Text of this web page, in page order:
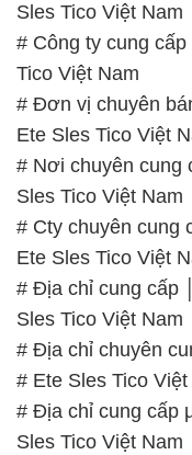
Sles Tico Việt Nam
# Công ty cung
Tico Việt Nam
# Đơn vị chuyên
Ete Sles Tico Việt
# Nơi chuyên cung
Sles Tico Việt Nam
# Cty chuyên cung
Ete Sles Tico Việt
# Địa chỉ cung cấp
Sles Tico Việt Nam
# Địa chỉ chuyên
# Ete Sles Tico Việt
# Địa chỉ cung cấp
Sles Tico Việt Nam